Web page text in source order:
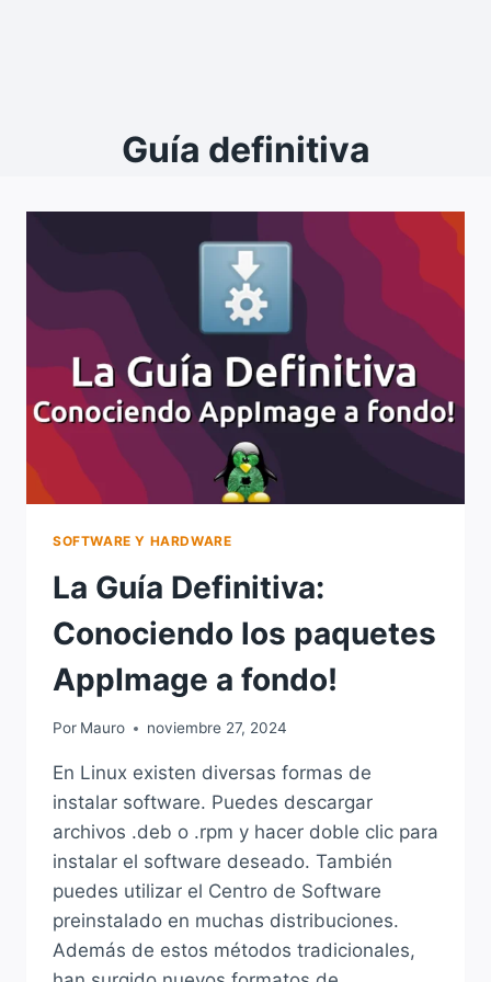
Guía definitiva
SOFTWARE Y HARDWARE
La Guía Definitiva:
Conociendo los paquetes
AppImage a fondo!
Por Mauro noviembre 27, 2024
En Linux existen diversas formas de
instalar software. Puedes descargar
archivos .deb o .rpm y hacer doble clic para
instalar el software deseado. También
puedes utilizar el Centro de Software
preinstalado en muchas distribuciones.
Además de estos métodos tradicionales,